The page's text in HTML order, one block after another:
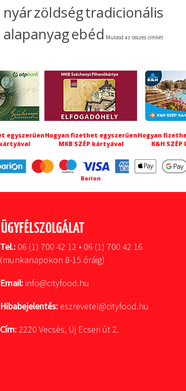
nyárzöldségtradicionális
alapanyagebéd Mutasd az összes címkét
egyszerűen
kártyával
Hogyan fizethet egyszerűen
MKB SZÉP kártyával
Hogyan
K&H
Barion
ÜGYFÉLSZOLGÁLAT
Tel.: 06 (1) 700 42 12 • 06 (1) 700 42 16
(munkanapokon 8-15 óráig)
Email: info@cityfood.hu
Hibabejelentés: eszrevetel@cityfood.hu
Cím:2220 Vecsés, Új Ecseri út 2.